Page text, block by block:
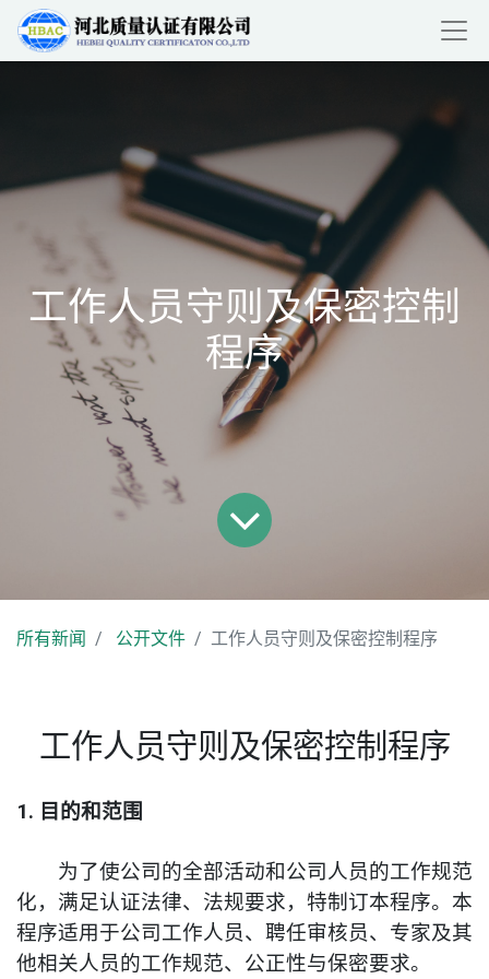
工作人员守则及保密控制
程序
所有新闻 公开文件 工作人员守则及保密控制程序
工作人员守则及保密控制程序
1. 目的和范围
为了使公司的全部活动和公司人员的工作规范
化，满足认证法律、法规要求，特制订本程序。本
程序适用于公司工作人员、聘任审核员、专家及其
他相关人员的工作规范、公正性与保密要求。